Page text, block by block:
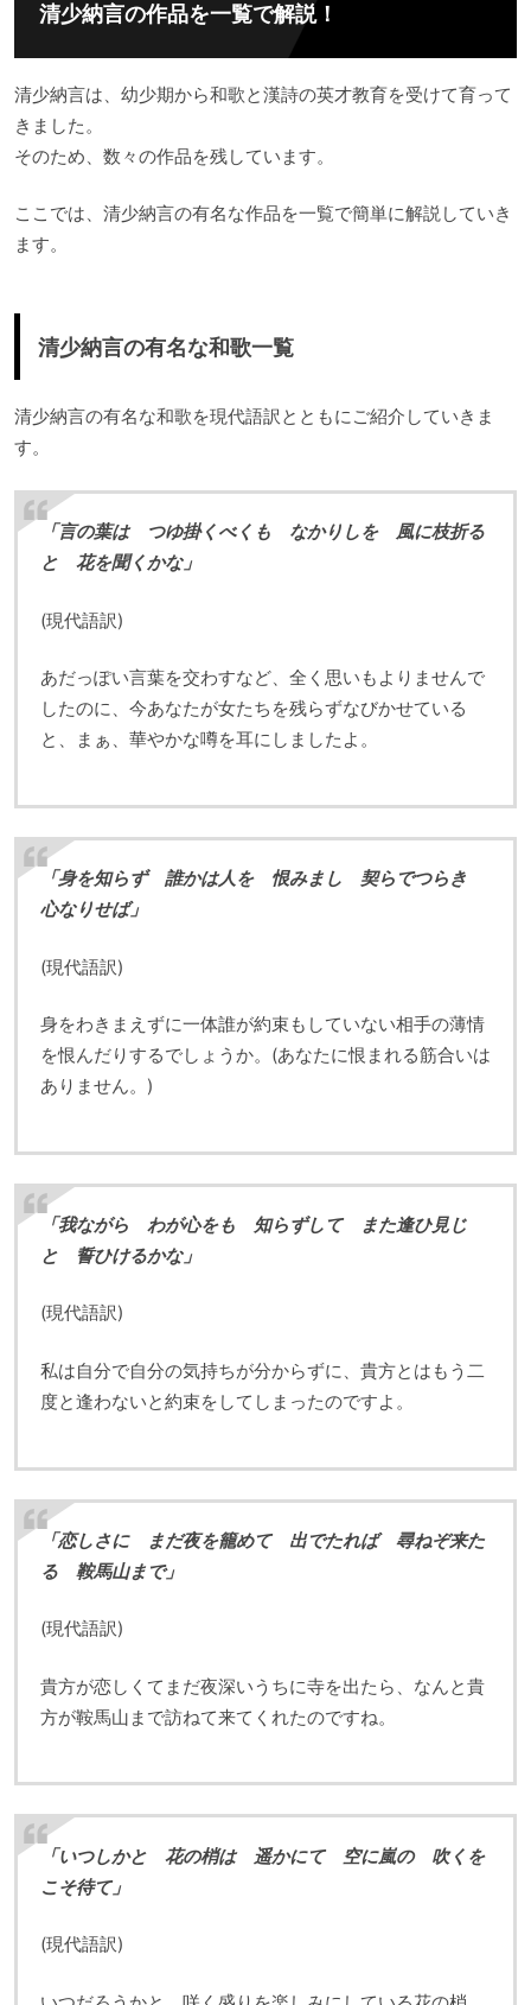
清少納言の作品を一覧で解説！
清少納言は、幼少期から和歌と漢詩の英才教育を受けて育って
きました。
そのため、数々の作品を残しています。
ここでは、清少納言の有名な作品を一覧で簡単に解説していき
ます。
清少納言の有名な和歌一覧
清少納言の有名な和歌を現代語訳とともにご紹介していきま
す。
「言の葉は つゆ掛くべくも なかりしを 風に枝折る
と 花を聞くかな」
(現代語訳)
あだっぽい言葉を交わすなど、全く思いもよりませんで
したのに、今あなたが女たちを残らずなびかせている
と、まぁ、華やかな噂を耳にしましたよ。
「身を知らず 誰かは人を 恨みまし 契らでつらき
心なりせば」
(現代語訳)
身をわきまえずに一体誰が約束もしていない相手の薄情
を恨んだりするでしょうか。(あなたに恨まれる筋合いは
ありません。)
「我ながら わが心をも 知らずして また逢ひ見じ
と 誓ひけるかな」
(現代語訳)
私は自分で自分の気持ちが分からずに、貴方とはもう二
度と逢わないと約束をしてしまったのですよ。
「恋しさに まだ夜を籠めて 出でたれば 尋ねぞ来た
る 鞍馬山まで」
(現代語訳)
貴方が恋しくてまだ夜深いうちに寺を出たら、なんと貴
方が鞍馬山まで訪ねて来てくれたのですね。
「いつしかと 花の梢は 遥かにて 空に嵐の 吹くを
こそ待て」
(現代語訳)